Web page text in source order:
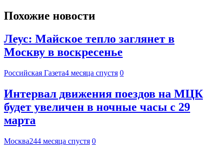
Похожие новости
Леус: Майское тепло заглянет в
Москву в воскресенье
Российская Газета4 месяца спустя 0
Интервал движения поездов на МЦК
будет увеличен в ночные часы с 29
марта
Москва244 месяца спустя 0